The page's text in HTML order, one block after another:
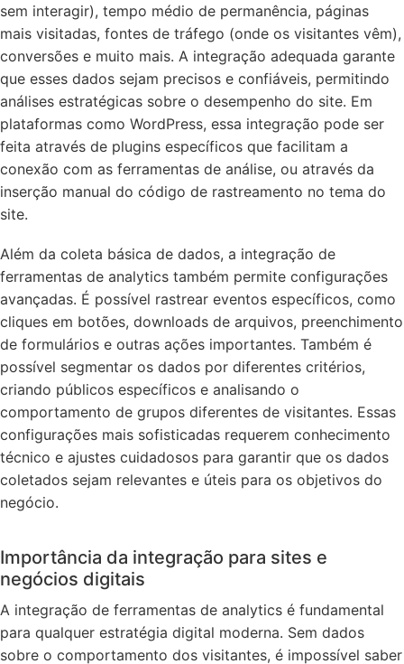
sem interagir), tempo médio de permanência, páginas
mais visitadas, fontes de tráfego (onde os visitantes vêm),
conversões e muito mais. A integração adequada garante
que esses dados sejam precisos e confiáveis, permitindo
análises estratégicas sobre o desempenho do site. Em
plataformas como WordPress, essa integração pode ser
feita através de plugins específicos que facilitam a
conexão com as ferramentas de análise, ou através da
inserção manual do código de rastreamento no tema do
site.
Além da coleta básica de dados, a integração de
ferramentas de analytics também permite configurações
avançadas. É possível rastrear eventos específicos, como
cliques em botões, downloads de arquivos, preenchimento
de formulários e outras ações importantes. Também é
possível segmentar os dados por diferentes critérios,
criando públicos específicos e analisando o
comportamento de grupos diferentes de visitantes. Essas
configurações mais sofisticadas requerem conhecimento
técnico e ajustes cuidadosos para garantir que os dados
coletados sejam relevantes e úteis para os objetivos do
negócio.
Importância da integração para sites e
negócios digitais
A integração de ferramentas de analytics é fundamental
para qualquer estratégia digital moderna. Sem dados
sobre o comportamento dos visitantes, é impossível saber